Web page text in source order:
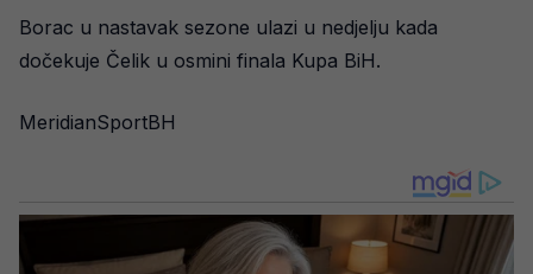
Borac u nastavak sezone ulazi u nedjelju kada
dočekuje Čelik u osmini finala Kupa BiH.
MeridianSportBH